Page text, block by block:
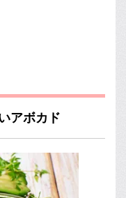
アボカド